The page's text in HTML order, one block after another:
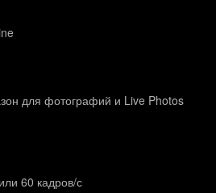
для фотографий и Live Photos
60 кадров/ с